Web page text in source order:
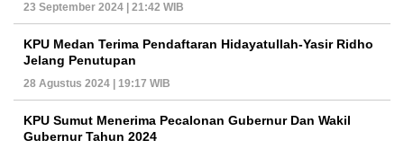
23 September 2024 | 21:42 WIB
KPU Medan Terima Pendaftaran Hidayatullah-Yasir Ridho
Jelang Penutupan
28 Agustus 2024 | 19:17 WIB
KPU Sumut Menerima Pecalonan Gubernur Dan Wakil
Gubernur Tahun 2024